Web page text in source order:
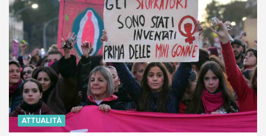
ATTUALITÀ